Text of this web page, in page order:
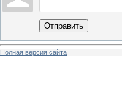
Отправить
Полная версия сайта